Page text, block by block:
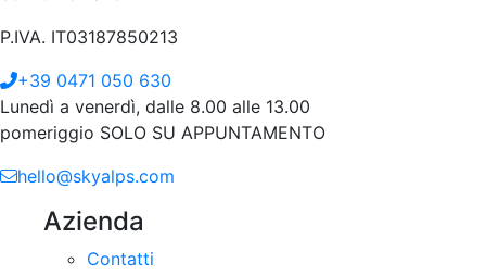
Aeroporto di Bolzano
Via Francesco Baracca, 1
39100 Bolzano
P.IVA. IT03187850213
+39 0471 050 630
Lunedì a venerdì, dalle 8.00 alle 13.00
pomeriggio SOLO SU APPUNTAMENTO